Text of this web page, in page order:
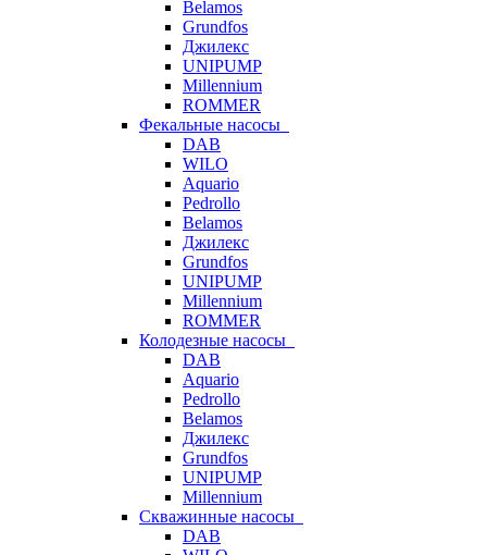
Belamos
Grundfos
Джилекс
UNIPUMP
Millennium
ROMMER
Фекальные насосы
DAB
WILO
Aquario
Pedrollo
Belamos
Джилекс
Grundfos
UNIPUMP
Millennium
ROMMER
Колодезные насосы
DAB
Aquario
Pedrollo
Belamos
Джилекс
Grundfos
UNIPUMP
Millennium
Скважинные насосы
DAB